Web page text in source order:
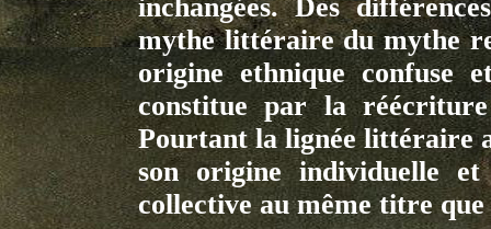
inchangées. Des
mythe littéraire du mythe
origine ethnique confuse
constitue par la
Pourtant la lignée littéraire
son origine individuelle
collective au même titre